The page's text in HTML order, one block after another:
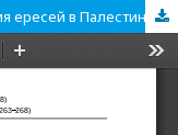
Причины появления и распространения ересей в Палестине IV–VI вв.